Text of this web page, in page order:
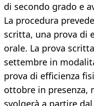
di secondo grado e
La procedura
scritta, una prova di
orale. La prova
settembre in
prova di efficienza
ottobre in presenza,
svolgerà a partire